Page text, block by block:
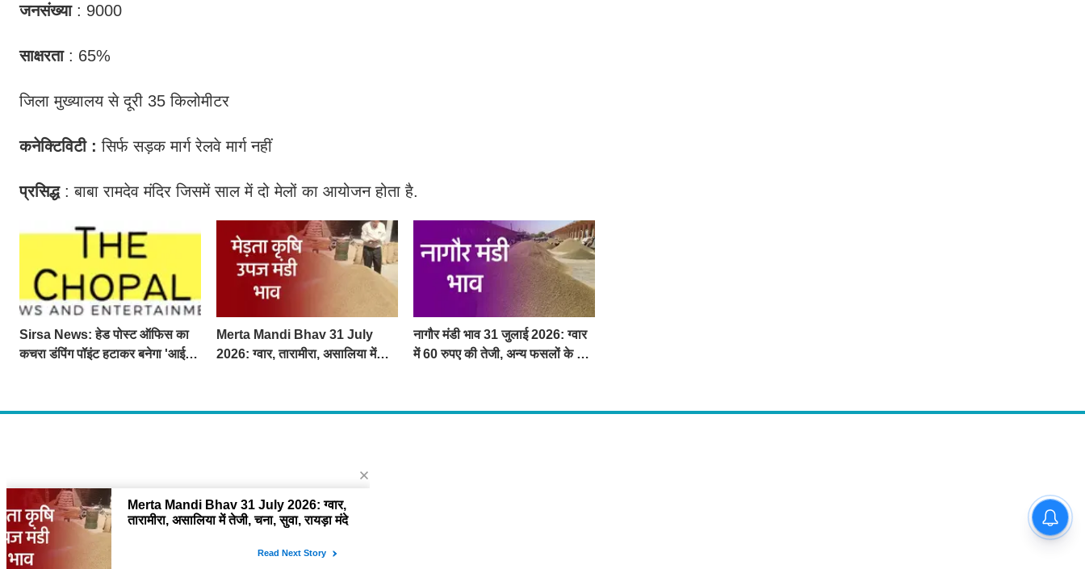
जनसंख्या : 9000
साक्षरता : 65%
जिला मुख्यालय से दूरी 35 किलोमीटर
कनेक्टिविटी : सिर्फ सड़क मार्ग रेलवे मार्ग नहीं
प्रसिद्ध : बाबा रामदेव मंदिर जिसमें साल में दो मेलों का आयोजन होता है.
Sirsa News: हेड पोस्ट ऑफिस का
कचरा डंपिंग पॉइंट हटाकर बनेगा 'आई
Merta Mandi Bhav 31 July
2026: ग्वार, तारामीरा, असालिया में
नागौर मंडी भाव 31 जुलाई 2026: ग्वार
में 60 रुपए की तेजी, अन्य फसलों के भाव
दुनियाभर की दिलचस्प खबरें, जनता की राय, बड़े मुद्दों पर विश्लेषण.
Contact Us
The Chopal Address : Sirsa, Haryana ( 125055 ) If you want to any Agriculture News, mandi rates,